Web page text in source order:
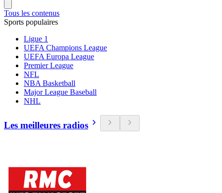
Tous les contenus
Sports populaires
Ligue 1
UEFA Champions League
UEFA Europa League
Premier League
NFL
NBA Basketball
Major League Baseball
NHL
Les meilleures radios